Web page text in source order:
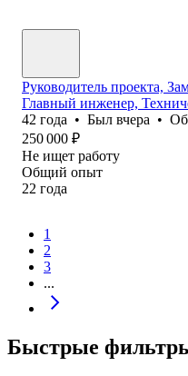
Руководитель проекта,
Главный инженер,
42 года • Был вчера •
250 000 ₽
Не ищет работу
Общий опыт
22 года
1
2
3
...
Быстрые